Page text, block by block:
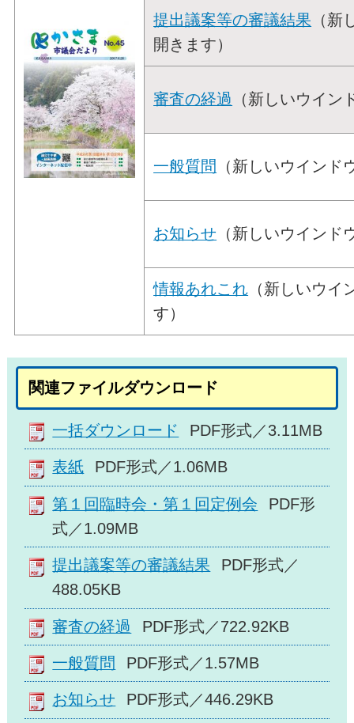
提出議案等の審議結果 （新
開きます）
審査の経過 （新しいウイン
一般質問 （新しいウインド
お知らせ （新しいウインド
情報あれこれ （新しいウイ
す）
関連ファイルダウンロード
一括ダウンロード PDF形式／3.11MB
表紙 PDF形式／1.06MB
第１回臨時会・第１回定例会
PDF形
式／1.09MB
提出議案等の審議結果
PDF形式／
488.05KB
審査の経過 PDF形式／722.92KB
一般質問 PDF形式／1.57MB
お知らせ PDF形式／446.29KB